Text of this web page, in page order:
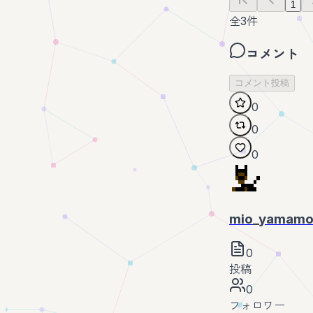
1
全3件
コメント
コメント投稿
0
0
0
0
投稿
0
フォロワー